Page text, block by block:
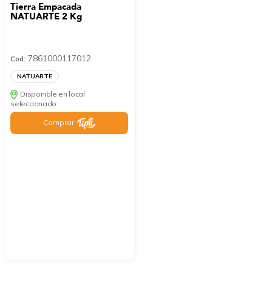
Tierra Empacada
NATUARTE 2 Kg
Cod: 7861000117012
NATUARTE
Disponible en local
seleccionado
Comprar